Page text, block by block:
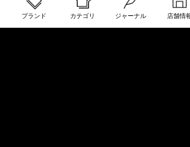
ブランド カテゴリ ジャーナル 店舗情
お問い合わせ